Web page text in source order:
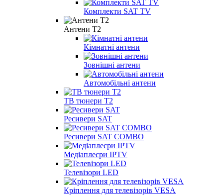
Комплекти SAT TV
Антени Т2
Кімнатні антени
Зовнішні антени
Автомобільні антени
ТВ тюнери Т2
Ресивери SAT
Ресивери SAT COMBO
Медіаплеєри IPTV
Телевізори LED
Кріплення для телевізорів VESA